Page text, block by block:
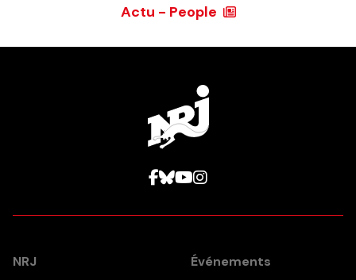
Actu - People
NRJ Événements